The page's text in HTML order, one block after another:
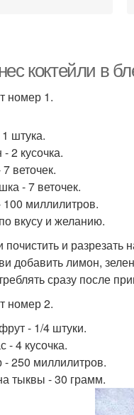
коктейли в
номер 1.
штука.
2 кусочка.
веточек.
- 7 веточек.
миллилитров.
вкусу и желанию.
почистить и
добавить лимон,
сразу после
номер 2.
- 1/4 штуки.
- 4 кусочка.
250 миллилитров.
тыквы - 30 грамм.